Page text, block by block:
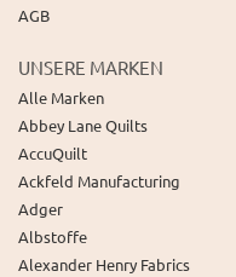
AGB
UNSERE MARKEN
Alle Marken
Abbey Lane Quilts
AccuQuilt
Ackfeld Manufacturing
Adger
Albstoffe
Alexander Henry Fabrics